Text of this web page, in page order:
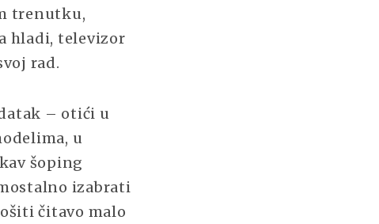
trenutku,
hladi, televizor
rad.
– otići u
u
šoping
izabrati
čitavo malo